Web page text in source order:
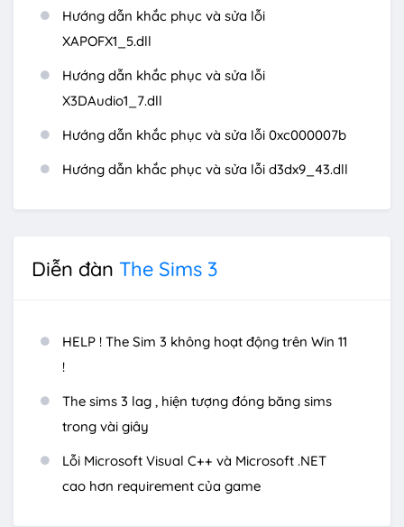
Hướng dẫn khắc phục và sửa lỗi
XAPOFX1_5.dll
Hướng dẫn khắc phục và sửa lỗi
X3DAudio1_7.dll
Hướng dẫn khắc phục và sửa lỗi 0xc000007b
Hướng dẫn khắc phục và sửa lỗi d3dx9_43.dll
Diễn đàn The Sims 3
HELP ! The Sim 3 không hoạt động trên Win 11
!
The sims 3 lag , hiện tượng đóng băng sims
trong vài giây
Lỗi Microsoft Visual C++ và Microsoft .NET
cao hơn requirement của game